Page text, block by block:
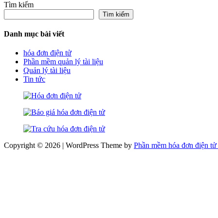
Tìm kiếm
Tìm kiếm
Danh mục bài viết
hóa đơn điện tử
Phần mềm quản lý tài liệu
Quản lý tài liệu
Tin tức
Copyright © 2026 | WordPress Theme by Phần mềm hóa đơn điện